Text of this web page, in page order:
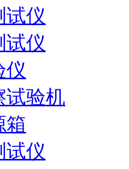
试仪
试仪
仪
试验机
箱
试仪